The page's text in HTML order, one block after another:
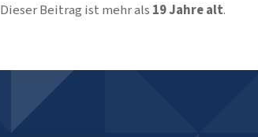
Dieser Beitrag ist mehr als 19 Jahre alt.